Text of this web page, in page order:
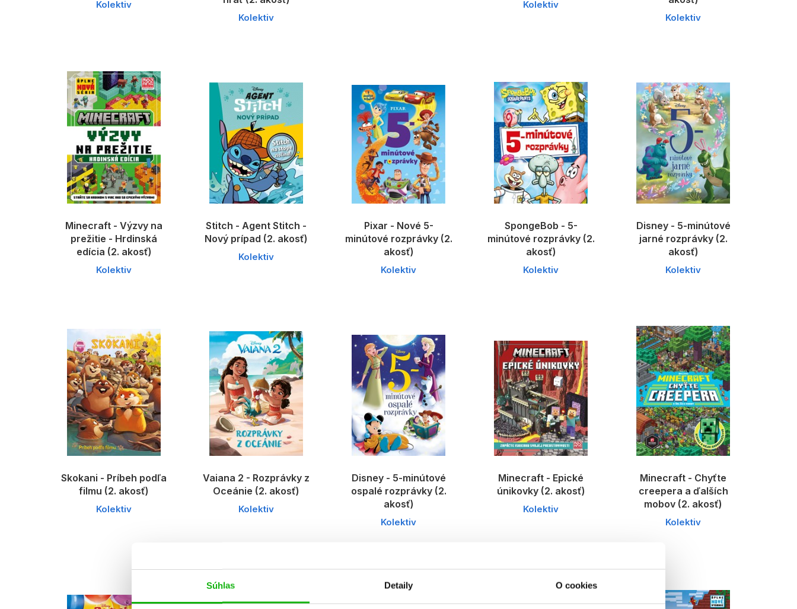
Súhlas Detaily O cookies
Kolektiv
Kolektiv
Kolektiv
Kolektiv
Minecraft - Výzvy na
prežitie - Hrdinská
edícia (2. akosť)
Kolektiv
Stitch - Agent Stitch -
Nový prípad (2. akosť)
Kolektiv
Pixar - Nové 5-
minútové rozprávky (2.
akosť)
Kolektiv
SpongeBob - 5-
minútové rozprávky (2.
akosť)
Kolektiv
Disney - 5-minútové
jarné rozprávky (2.
akosť)
Kolektiv
Skokani - Príbeh podľa
filmu (2. akosť)
Kolektiv
Vaiana 2 - Rozprávky z
Oceánie (2. akosť)
Kolektiv
Disney - 5-minútové
ospalé rozprávky (2.
akosť)
Kolektiv
Minecraft - Epické
únikovky (2. akosť)
Kolektiv
Minecraft - Chyťte
creepera a ďalších
mobov (2. akosť)
Kolektiv